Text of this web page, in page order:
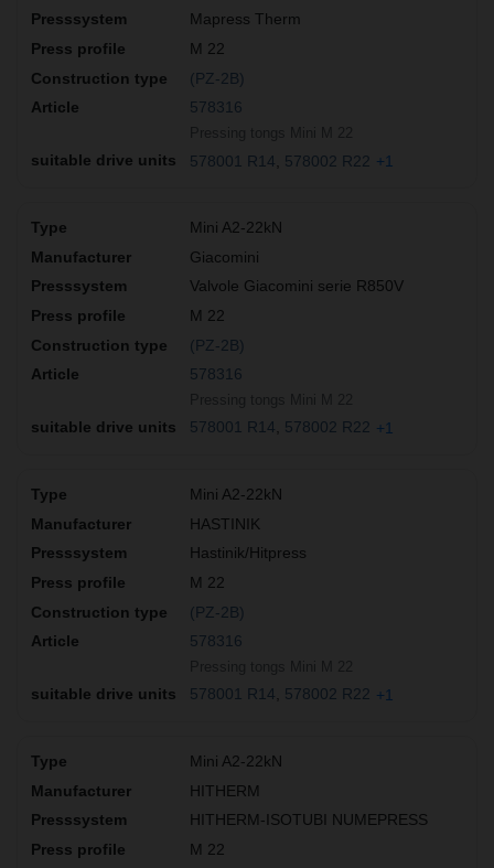
Mapress Therm
M 22
(PZ-2B)
578316
578001 R14 578002 R22 +1
Mini A2-22kN
Giacomini
Valvole Giacomini serie R850V
M 22
(PZ-2B)
578316
578001 R14 578002 R22 +1
Mini A2-22kN
HASTINIK
Hastinik/Hitpress
M 22
(PZ-2B)
578316
578001 R14 578002 R22 +1
Mini A2-22kN
HITHERM
HITHERM-ISOTUBI NUMEPRESS
M 22